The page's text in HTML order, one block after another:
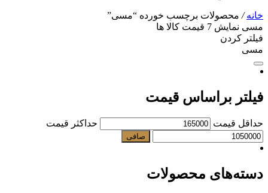
خانه/ محصولات برچسب خورده “مسی”
مسی نمایش 7 قیمت کالا ها
فیلتر کردن
مسی
فیلتر براساس قیمت
حداقل قیمت حداكثر قيمت
صافی
دسته‌های محصولات